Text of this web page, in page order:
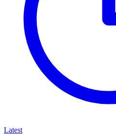
Latest